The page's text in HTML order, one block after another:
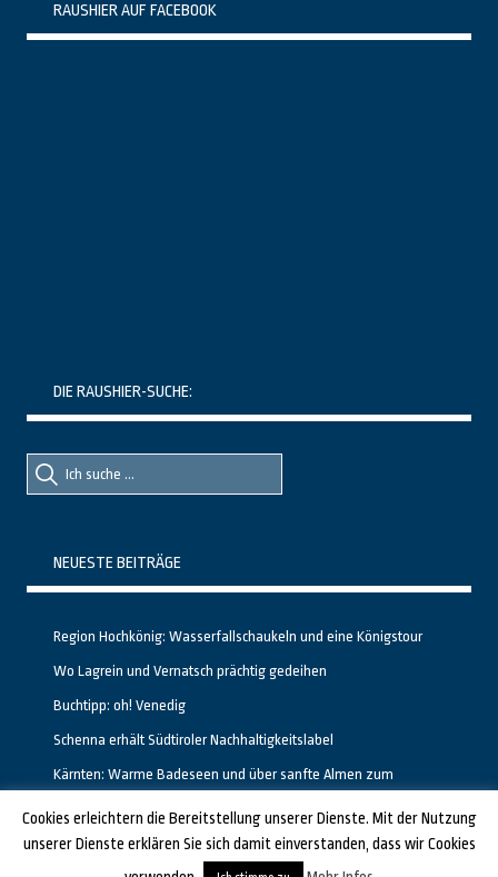
RAUSHIER AUF FACEBOOK
DIE RAUSHIER-SUCHE:
Suche
nach::
Suche
nach:
NEUESTE BEITRÄGE
Region Hochkönig: Wasserfallschaukeln und eine Königstour
Wo Lagrein und Vernatsch prächtig gedeihen
Buchtipp: oh! Venedig
Schenna erhält Südtiroler Nachhaltigkeitslabel
Kärnten: Warme Badeseen und über sanfte Almen zum
GESTALTET UND PROGRAMMIERT VON ALBERTO & FRANZ BEI LUCID.BERLIN
Cookies erleichtern die Bereitstellung unserer Dienste. Mit der Nutzung
unserer Dienste erklären Sie sich damit einverstanden, dass wir Cookies